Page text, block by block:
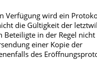
Verfügung wird ein
die Gültigkeit der
Beteiligte in der Regel nicht
einer Kopie der
des